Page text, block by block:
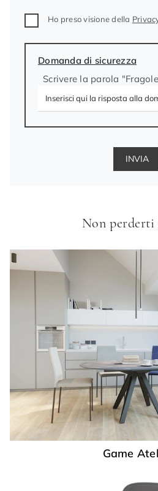
Ho preso visione della
Domanda di sicurezza
Scrivere la parola
INVIA
Non perderti
Game